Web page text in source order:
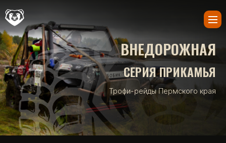
ВНЕДОРОЖНАЯ
СЕРИЯ ПРИКАМЬЯ
Трофи-рейды Пермского края